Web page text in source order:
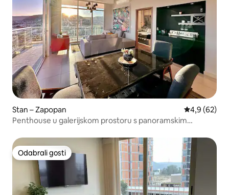
Stan – Zapopan Prosječna
4,9 (62)
Penthouse u galerijskom prostoru s panoramskim
Odabrali gosti
Odabrali gosti